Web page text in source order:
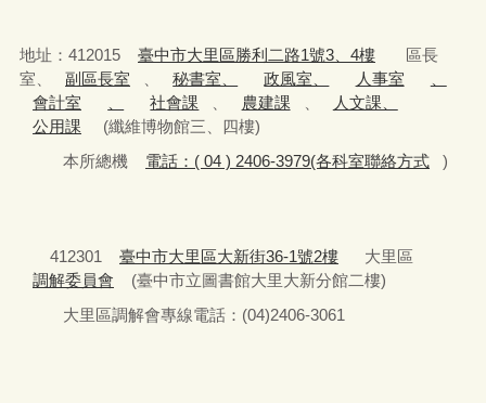
地址：412015 臺中市大里區勝利二路1號3、4樓
區長
室、
副區長室 秘書室、 政風室、 人事室
會計室
社會課 農建課
人文課、
公用課
(纖維博物館三、四樓)
本所總機
電話：( 04 ) 2406-3979(各科室聯絡方式 )
412301 臺中市大里區大新街36-1號2樓
大里區
調解委員會
(臺中市立圖書館大里大新分館二樓)
大里區調解會專線電話：(04)2406-3061